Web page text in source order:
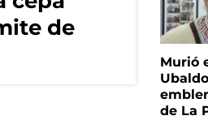
de
Murió
de La